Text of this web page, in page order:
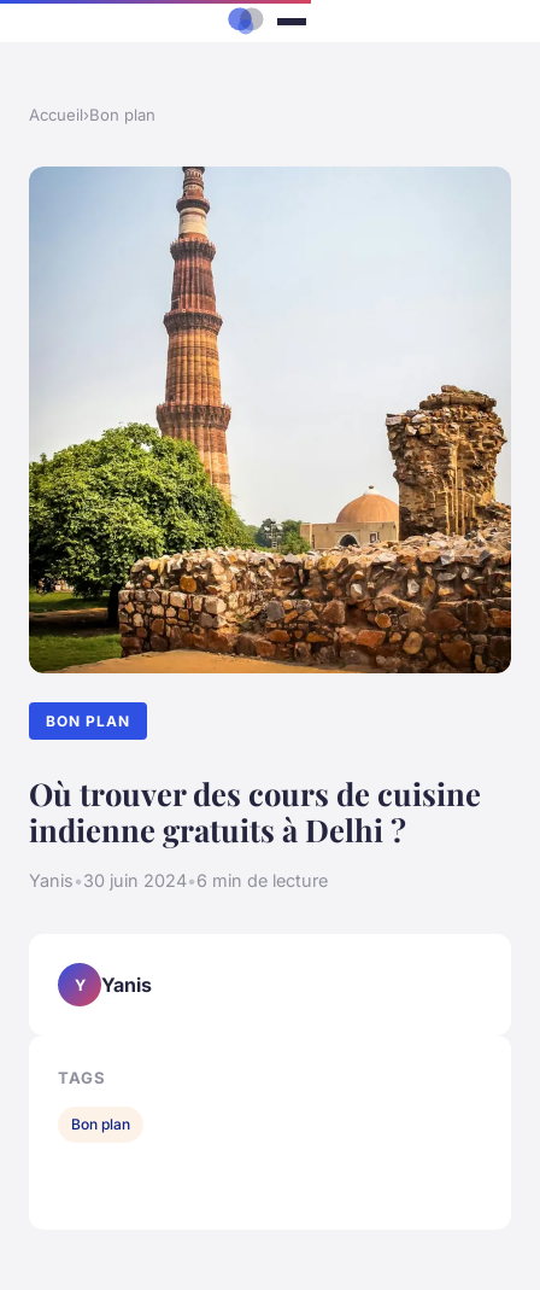
Accueil›Bon plan
BON PLAN
Où trouver des cours de cuisine
indienne gratuits à Delhi ?
Yanis•30 juin 2024•6 min de lecture
Y Yanis
TAGS
Bon plan